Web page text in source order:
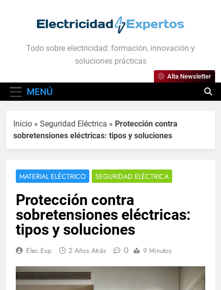
Electricidad Expertos
Todo sobre electricidad: formación, innovación y
soluciones prácticas
MENÚ
Alta Newsletter
Inicio » Seguridad Eléctrica » Protección contra
sobretensiones eléctricas: tipos y soluciones
MATERIAL ELÉCTRICO SEGURIDAD ELÉCTRICA
Protección contra
sobretensiones eléctricas:
tipos y soluciones
Elec.Exp. 2 Años Atrás 0 9 Minutos